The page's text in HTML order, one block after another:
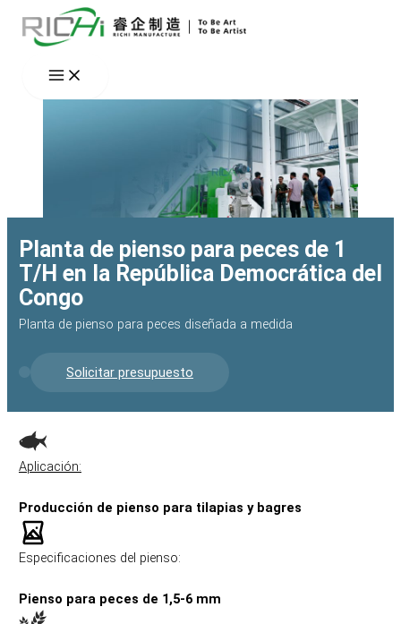
Planta de pienso para peces de 1
T/H en la República Democrática del
Congo
Planta de pienso para peces diseñada a medida
Solicitar presupuesto
Aplicación:
Producción de pienso para tilapias y bagres
Especificaciones del pienso:
Pienso para peces de 1,5-6 mm